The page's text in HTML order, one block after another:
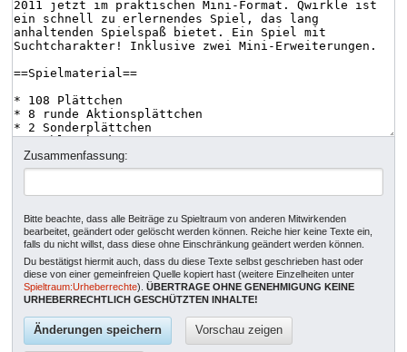
Zusammenfassung:
Bitte beachte, dass alle Beiträge zu Spieltraum von anderen Mitwirkenden
bearbeitet, geändert oder gelöscht werden können. Reiche hier keine Texte ein,
falls du nicht willst, dass diese ohne Einschränkung geändert werden können.
Du bestätigst hiermit auch, dass du diese Texte selbst geschrieben hast oder
diese von einer gemeinfreien Quelle kopiert hast (weitere Einzelheiten unter
Spieltraum:Urheberrechte).ÜBERTRAGE OHNE GENEHMIGUNG KEINE
URHEBERRECHTLICH GESCHÜTZTEN INHALTE!